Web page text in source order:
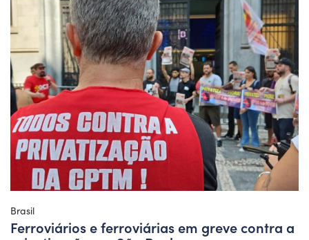
Brasil
Ferroviários e ferroviárias em greve contra a